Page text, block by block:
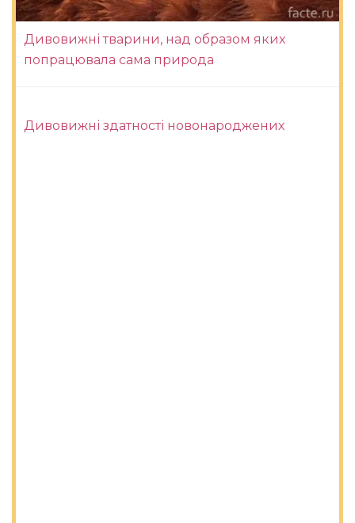
Дивовижні тварини, над образом яких
попрацювала сама природа
Дивовижні здатності новонароджених